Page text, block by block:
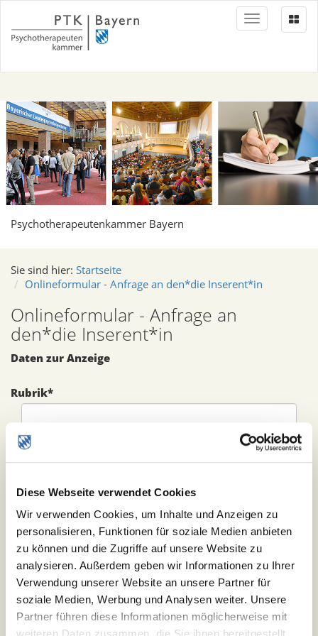
Diese Webseite verwendet Cookies
Wir verwenden Cookies, um Inhalte und Anzeigen zu
personalisieren, Funktionen für soziale Medien anbieten
zu können und die Zugriffe auf unsere Website zu
analysieren. Außerdem geben wir Informationen zu Ihrer
Verwendung unserer Website an unsere Partner für
soziale Medien, Werbung und Analysen weiter. Unsere
Partner führen diese Informationen möglicherweise mit
Toggle
navigation
Psychotherapeutenkammer Bayern
Sie sind hier: Startseite
Onlineformular - Anfrage an den*die Inserent*in
Onlineformular - Anfrage an
den*die Inserent*in
Daten zur Anzeige
Rubrik*
Chiffre Nr.
Persönliche Daten
Bitte geben Sie hier Ihre Daten zur Kontaktaufnahme
an.
Nachname
Vorname*